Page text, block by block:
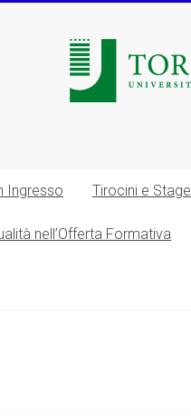
Ingresso Tirocini e Stage
nell’Offerta Formativa